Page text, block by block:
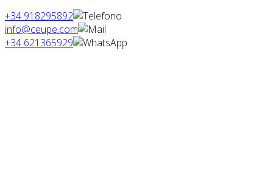
+34 918295892
info@ceupe.com
+34 621365929